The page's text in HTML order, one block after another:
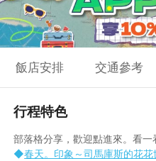
飯店安排 交通參考
行程特色
部落格分享，歡迎點進來。看一
◆春天。印象～司馬庫斯的花